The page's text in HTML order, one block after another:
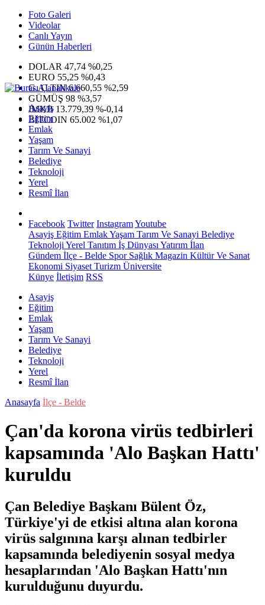
Foto Galeri
Videolar
Canlı Yayın
Günün Haberleri
DOLAR 47,74 %0,25
EURO 55,25 %0,43
G.ALTIN6.660,55 %2,59
GÜMÜŞ 98 %3,57
IMKB 13.779,39 %-0,14
BITCOIN 65.002 %1,07
Asayiş
Eğitim
Emlak
Yaşam
Tarım Ve Sanayi
Belediye
Teknoloji
Yerel
Resmî İlan
Facebook Twitter InstagramYoutube
Asayiş Eğitim EmlakYaşam Tarım Ve Sanayi Belediye
Teknoloji Yerel Tanıtım İş Dünyası Yatırım İlan
Gündem İlçe - Belde SporSağlık Magazin Kültür Ve Sanat
Ekonomi Siyaset Turizm Üniversite
Künye İletişim RSS
Asayiş
Eğitim
Emlak
Yaşam
Tarım Ve Sanayi
Belediye
Teknoloji
Yerel
Resmî İlan
Anasayfa İlçe - Belde
Çan'da korona virüs tedbirleri
kapsamında 'Alo Başkan Hattı'
kuruldu
Çan Belediye Başkanı Bülent Öz,
Türkiye'yi de etkisi altına alan korona
virüs salgınına karşı alınan tedbirler
kapsamında belediyenin sosyal medya
hesaplarından 'Alo Başkan Hattı'nın
kurulduğunu duyurdu.